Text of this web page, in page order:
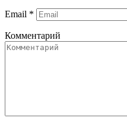
Email *
Комментарий